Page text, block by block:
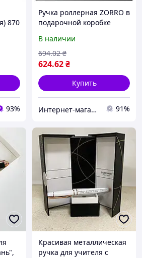
870
93%
Ручка роллерная ZORRO в
подарочной коробке
вставками) 249
В наличии
624.62₴
694.02 ₴
Купить
Интернет-магазин Восторг Онлайн - товары для различных людей! 91%
Красивая металлическая
ручка для учителя с